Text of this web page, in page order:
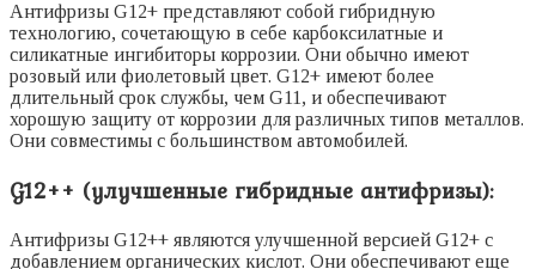
Антифризы G12+ представляют собой гибридную
технологию, сочетающую в себе карбоксилатные и
силикатные ингибиторы коррозии. Они обычно имеют
розовый или фиолетовый цвет. G12+ имеют более
длительный срок службы, чем G11, и обеспечивают
хорошую защиту от коррозии для различных типов металлов.
Они совместимы с большинством автомобилей.
G12++ (улучшенные гибридные антифризы):
Антифризы G12++ являются улучшенной версией G12+ с
добавлением органических кислот. Они обеспечивают еще